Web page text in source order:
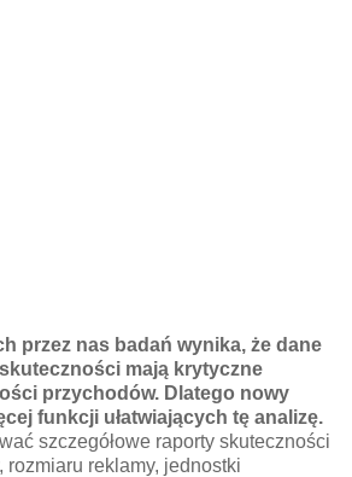
przez nas badań wynika, że dane
mają krytyczne
przychodów. Dlatego nowy
funkcji ułatwiających tę analizę.
szczegółowe raporty skuteczności
rozmiaru reklamy, jednostki